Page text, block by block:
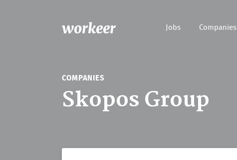
workeer Jobs Companies
COMPANIES
Skopos Group